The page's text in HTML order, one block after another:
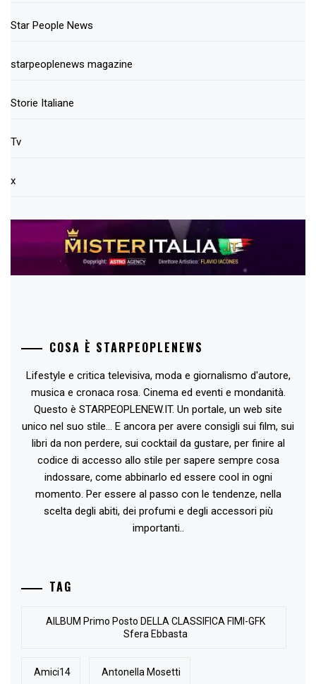
Star People News
starpeoplenews magazine
Storie Italiane
Tv
x
COSA È STARPEOPLENEWS
Lifestyle e critica televisiva, moda e giornalismo d'autore,
musica e cronaca rosa. Cinema ed eventi e mondanità.
Questo è STARPEOPLENEW.IT. Un portale, un web site
unico nel suo stile... E ancora per avere consigli sui film, sui
libri da non perdere, sui cocktail da gustare, per finire al
codice di accesso allo stile per sapere sempre cosa
indossare, come abbinarlo ed essere cool in ogni
momento. Per essere al passo con le tendenze, nella
scelta degli abiti, dei profumi e degli accessori più
importanti..
TAG
AlLBUM Primo Posto DELLA CLASSIFICA FIMI-GFK
Sfera Ebbasta
Amici14 Antonella Mosetti